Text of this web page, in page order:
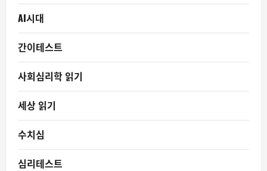
AI시대
간이테스트
사회심리학 읽기
세상 읽기
수치심
심리테스트